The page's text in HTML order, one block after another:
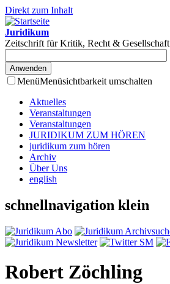
Direkt zum Inhalt
Juridikum
Zeitschrift für Kritik, Recht & Gesellschaft
MenüMenüsichtbarkeit umschalten
Aktuelles
Veranstaltungen
Veranstaltungen
JURIDIKUM ZUM HÖREN
juridikum zum hören
Archiv
Über Uns
english
schnellnavigation klein
Robert Zöchling